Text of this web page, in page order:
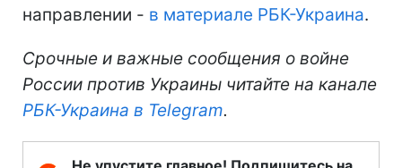
направлении - в материале РБК-Украина.
Срочные и важные сообщения о войне
России против Украины читайте на канале
РБК-Украина в Telegram.